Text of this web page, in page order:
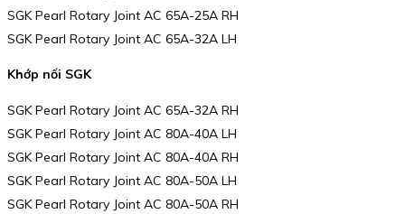
SGK Pearl Rotary Joint AC 65A-25A RH
SGK Pearl Rotary Joint AC 65A-32A LH
Khớp nối SGK
SGK Pearl Rotary Joint AC 65A-32A RH
SGK Pearl Rotary Joint AC 80A-40A LH
SGK Pearl Rotary Joint AC 80A-40A RH
SGK Pearl Rotary Joint AC 80A-50A LH
SGK Pearl Rotary Joint AC 80A-50A RH